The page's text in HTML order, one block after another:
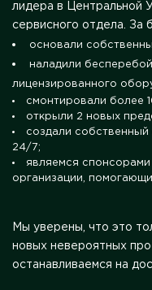
лидера в Центральной
сервисного отдела. За
основали
наладили
лицензированного
смонтировали более
открыли 2 новых
создали
24/7;
являемся
организации,
Мы уверены, что это
новых невероятных
останавливаемся на